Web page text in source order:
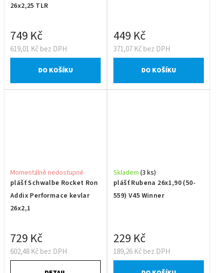
26x2,25 TLR
619,01 Kč bez DPH
749 Kč
DO KOŠÍKU
371,07 Kč bez DPH
449 Kč
DO KOŠÍKU
plášť Schwalbe Rocket Ron
Addix Performace kevlar
26x2,1
Momentálně nedostupné
602,48 Kč bez DPH
729 Kč
plášť Rubena 26x1,90 (50-
559) V45 Winner
Skladem (3 ks)
189,26 Kč bez DPH
229 Kč